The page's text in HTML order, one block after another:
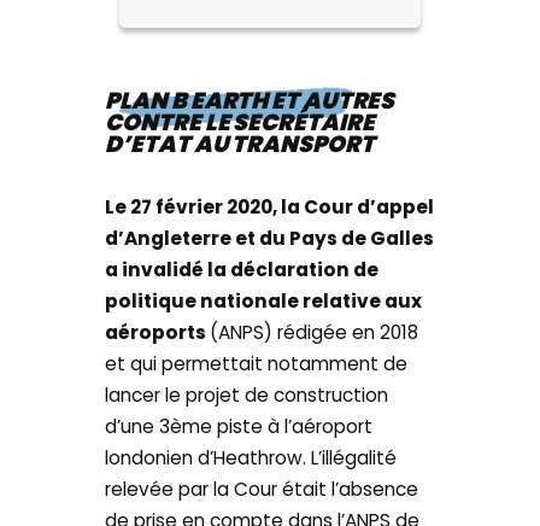
PLAN B EARTH ET AUTRES
CONTRE LE SECRÉTAIRE
D’ETAT AU TRANSPORT
Le 27 février 2020, la Cour d’appel
d’Angleterre et du Pays de Galles
a invalidé la déclaration de
politique nationale relative aux
aéroports (ANPS) rédigée en 2018
et qui permettait notamment de
lancer le projet de construction
d’une 3ème piste à l’aéroport
londonien d’Heathrow. L’illégalité
relevée par la Cour était l’absence